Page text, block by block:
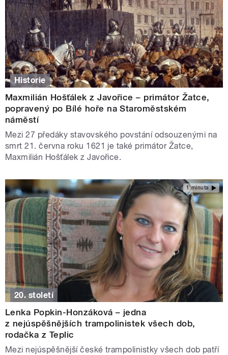
Historie
Maxmilián Hošťálek z Javořice – primátor Žatce,
popravený po Bílé hoře na Staroměstském
náměstí
Mezi 27 předáky stavovského povstání odsouzenými na
smrt 21. června roku 1621 je také primátor Žatce,
Maxmilián Hošťálek z Javořice.
1 minuta
20. století
Lenka Popkin-Honzáková – jedna
z nejúspěšnějších trampolinistek všech dob,
rodačka z Teplic
Mezi nejúspěšnější české trampolinistky všech dob patří